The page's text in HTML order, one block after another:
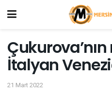
İtalyan
21 Mart 2022